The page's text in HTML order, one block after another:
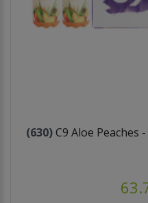
(630)C9 Aloe Peaches